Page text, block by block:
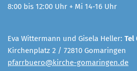
8:00 bis 12:00 Uhr + Mi 14-16 Uhr
Eva Wittermann und Gisela Heller: Tel
Kirchenplatz 2 / 72810 Gomaringen
pfarrbuero@kirche-gomaringen.de